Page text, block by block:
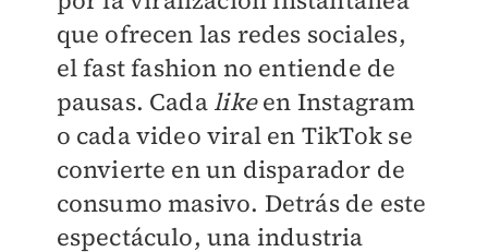
que ofrecen las redes sociales,
el fast fashion no entiende de
pausas. Cada likeen Instagram
o cada video viral en TikTok se
convierte en un disparador de
consumo masivo. Detrás de este
espectáculo, una industria